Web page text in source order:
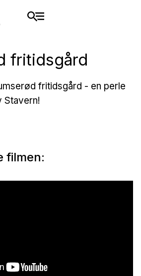
fritidsgård
fritidsgård - en perle
Stavern!
filmen: